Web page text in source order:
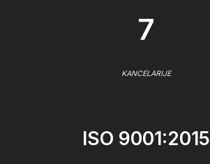
7
KANCELARIJE
ISO 9001:2015